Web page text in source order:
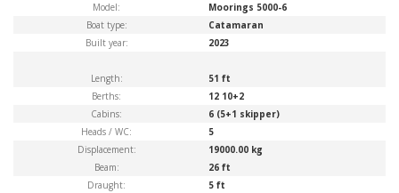
Model:
Moorings 5000-6
Boat type:
Catamaran
Built year:
2023
Length:
51 ft
Berths:
12 10+2
Cabins:
6 (5+1 skipper)
Heads / WC:
5
Displacement:
19000.00 kg
Beam:
26 ft
Draught:
5 ft